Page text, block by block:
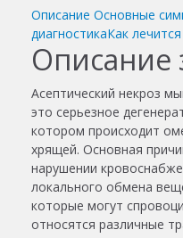
Описание Основные
диагностикаКак
Описание
Асептический некроз
это серьезное
котором происходит
хрящей. Основная
нарушении
локального обмена
которые могут
относятся различные